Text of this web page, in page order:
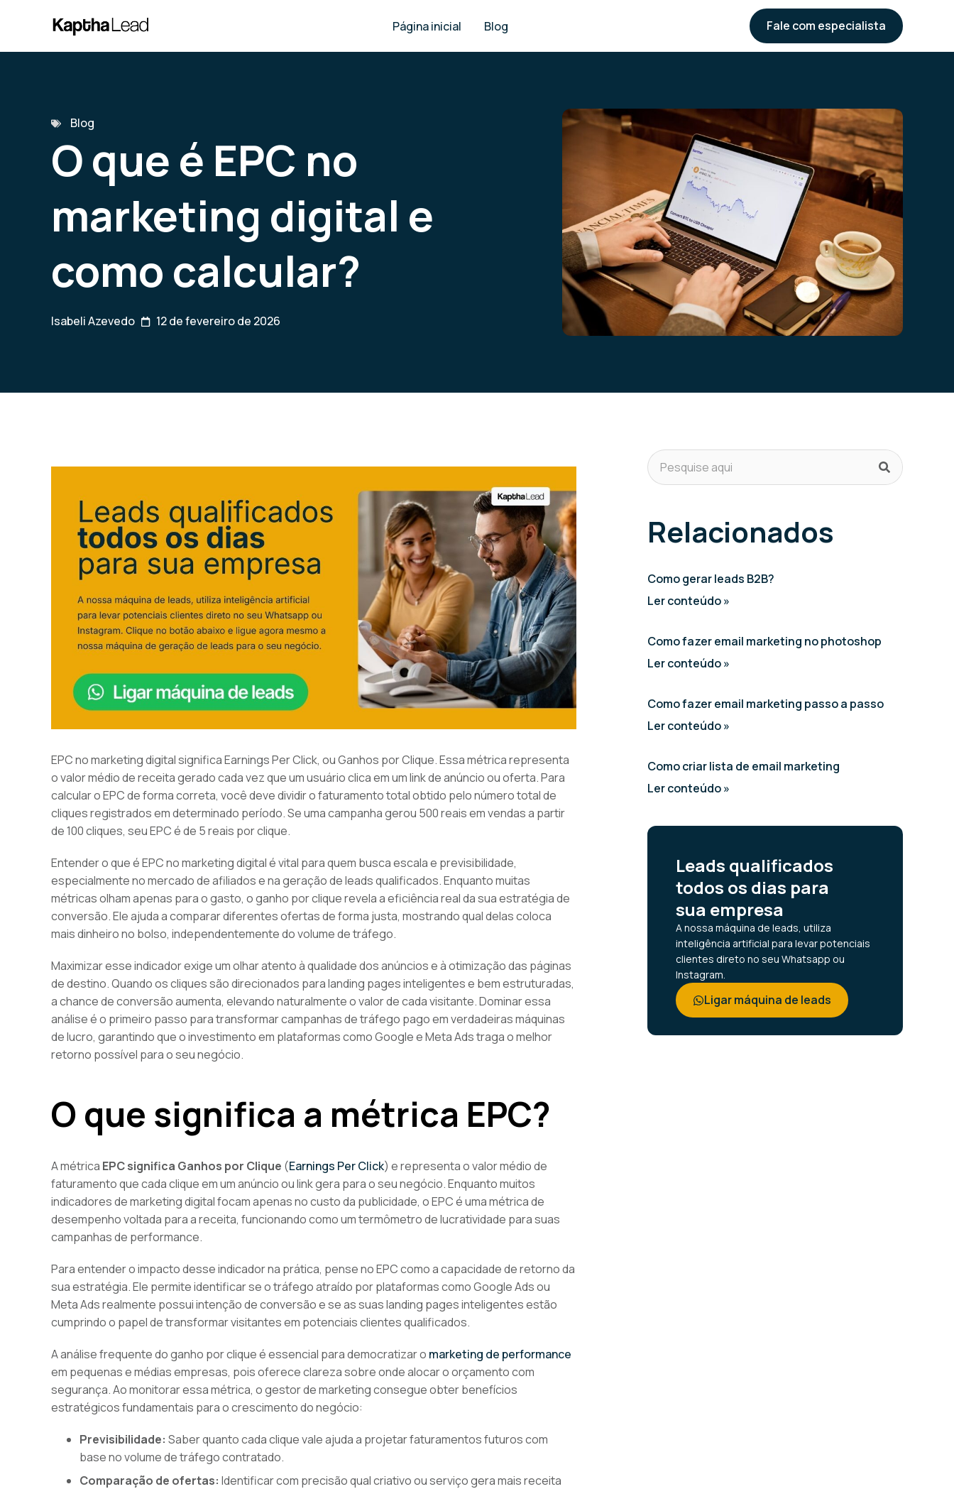
Página inicial Blog Fale com especialista
Blog
O que é EPC no
marketing digital e
como calcular?
Isabeli Azevedo 12 de fevereiro de 2026
EPC no marketing digital significa Earnings Per Click, ou Ganhos por Clique. Essa métrica representa
o valor médio de receita gerado cada vez que um usuário clica em um link de anúncio ou oferta. Para
calcular o EPC de forma correta, você deve dividir o faturamento total obtido pelo número total de
cliques registrados em determinado período. Se uma campanha gerou 500 reais em vendas a partir
de 100 cliques, seu EPC é de 5 reais por clique.
Entender o que é EPC no marketing digital é vital para quem busca escala e previsibilidade,
especialmente no mercado de afiliados e na geração de leads qualificados. Enquanto muitas
métricas olham apenas para o gasto, o ganho por clique revela a eficiência real da sua estratégia de
conversão. Ele ajuda a comparar diferentes ofertas de forma justa, mostrando qual delas coloca
mais dinheiro no bolso, independentemente do volume de tráfego.
Maximizar esse indicador exige um olhar atento à qualidade dos anúncios e à otimização das páginas
de destino. Quando os cliques são direcionados para landing pages inteligentes e bem estruturadas,
a chance de conversão aumenta, elevando naturalmente o valor de cada visitante. Dominar essa
análise é o primeiro passo para transformar campanhas de tráfego pago em verdadeiras máquinas
de lucro, garantindo que o investimento em plataformas como Google e Meta Ads traga o melhor
retorno possível para o seu negócio.
O que significa a métrica EPC?
A métrica EPC significa Ganhos por Clique (Earnings Per Click) e representa o valor médio de
faturamento que cada clique em um anúncio ou link gera para o seu negócio. Enquanto muitos
indicadores de marketing digital focam apenas no custo da publicidade, o EPC é uma métrica de
desempenho voltada para a receita, funcionando como um termômetro de lucratividade para suas
campanhas de performance.
Para entender o impacto desse indicador na prática, pense no EPC como a capacidade de retorno da
sua estratégia. Ele permite identificar se o tráfego atraído por plataformas como Google Ads ou
Meta Ads realmente possui intenção de conversão e se as suas landing pages inteligentes estão
cumprindo o papel de transformar visitantes em potenciais clientes qualificados.
A análise frequente do ganho por clique é essencial para democratizar o marketing de performance
em pequenas e médias empresas, pois oferece clareza sobre onde alocar o orçamento com
segurança. Ao monitorar essa métrica, o gestor de marketing consegue obter benefícios
estratégicos fundamentais para o crescimento do negócio:
Previsibilidade: Saber quanto cada clique vale ajuda a projetar faturamentos futuros com
base no volume de tráfego contratado.
Comparação de ofertas: Identificar com precisão qual criativo ou serviço gera mais receita
Relacionados
Como gerar leads B2B?
Ler conteúdo »
Como fazer email marketing no photoshop
Ler conteúdo »
Como fazer email marketing passo a passo
Ler conteúdo »
Como criar lista de email marketing
Ler conteúdo »
Leads qualificados
todos os dias para
sua empresa
A nossa máquina de leads, utiliza
inteligência artificial para levar potenciais
clientes direto no seu Whatsapp ou
Instagram.
Ligar máquina de leads